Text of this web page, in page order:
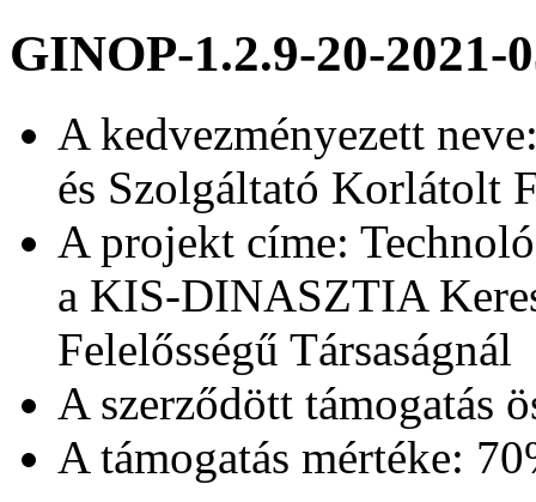
GINOP-1.2.9-20-2021-
A kedvezményezett
és Szolgáltató Korlátolt
A projekt címe:
a KIS-DINASZTIA
Felelősségű Társaságnál
A szerződött támogatás
A támogatás mértéke: